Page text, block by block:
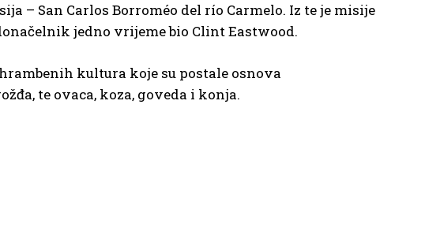
– San Carlos Borroméo del río Carmelo. Iz te je misije
jedno vrijeme bio Clint Eastwood.
kultura koje su postale osnova
te ovaca, koza, goveda i konja.